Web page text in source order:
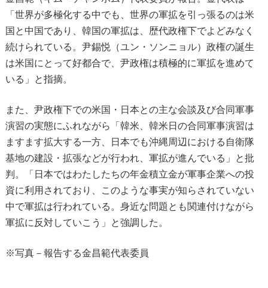
「世界が多極化する中でも、世界の軍拡を引っ張るのは米
国と中国であり、韓国の軍拡は、歴代政権下でよどみなく
続けられている。尹錫悦（ユン・ソンニョル）政権の誕生
は米国にとって好都合で、尹政権は積極的に軍拡を進めて
いる」と指摘。
また、尹政権下での米国・日本との主な会談及び合同軍事
演習の実態にふれながら「韓米、韓米日の合同軍事演習は
ますます拡大する一方、日本でも沖縄周辺における自衛隊
基地の建設・拡張などが行われ、軍拡が進んでいる」と批
判。「日本ではわたしたちの年金積立金が軍事企業への投
資に利用されており、このような事実が知らされていない
中で軍拡は行われている。身近な問題とも関連付けながら
軍拡に反対していこう」と強調した。
※写真－報告する金昌範代表委員